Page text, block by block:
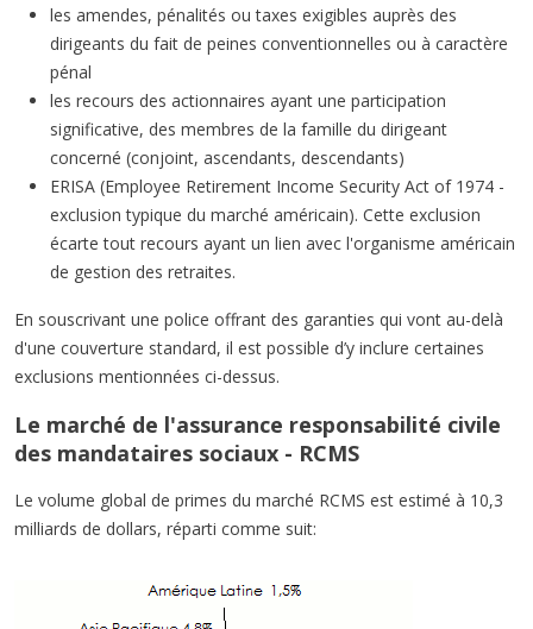
les amendes, pénalités ou taxes exigibles auprès des
dirigeants du fait de peines conventionnelles ou à caractère
pénal
les recours des actionnaires ayant une participation
significative, des membres de la famille du dirigeant
concerné (conjoint, ascendants, descendants)
ERISA (Employee Retirement Income Security Act of 1974 -
exclusion typique du marché américain). Cette exclusion
écarte tout recours ayant un lien avec l'organisme américain
de gestion des retraites.
En souscrivant une police offrant des garanties qui vont au-delà
d'une couverture standard, il est possible d’y inclure certaines
exclusions mentionnées ci-dessus.
Le marché de l'assurance responsabilité civile
des mandataires sociaux - RCMS
Le volume global de primes du marché RCMS est estimé à 10,3
milliards de dollars, réparti comme suit: